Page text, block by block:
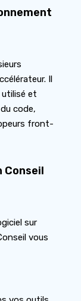
Il
utilisé et
code,
front-
Conseil
sur
vous